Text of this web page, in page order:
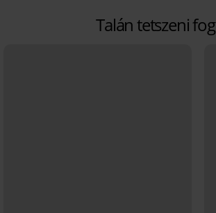
Talán tetszeni fog